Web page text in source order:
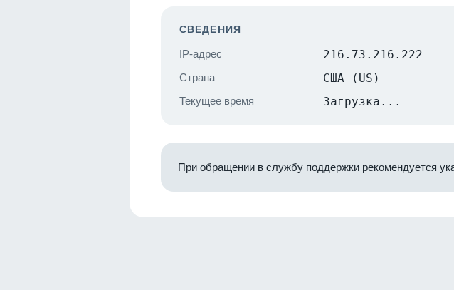
СВЕДЕНИЯ
IP-адрес 216.73.216.222
Страна США (US)
Текущее время Загрузка...
При обращении в службу поддержки рекомендуется